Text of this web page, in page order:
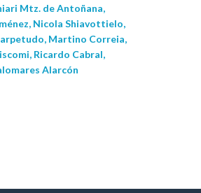
Mtz. de Antoñana,
Nicola Shiavottielo,
Martino Correia,
Ricardo Cabral,
Alarcón